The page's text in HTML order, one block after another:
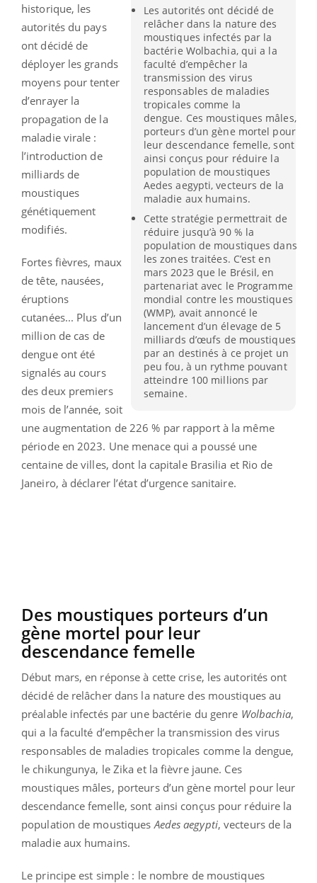
Les autorités ont décidé de
relâcher dans la nature des
moustiques infectés par la
bactérie Wolbachia, qui a la
faculté d’empêcher la
transmission des virus
responsables de maladies
tropicales comme la
dengue. Ces moustiques mâles,
porteurs d’un gène mortel pour
leur descendance femelle, sont
ainsi conçus pour réduire la
population de moustiques
Aedes aegypti, vecteurs de la
maladie aux humains.
Cette stratégie permettrait de
réduire jusqu’à 90 % la
population de moustiques dans
les zones traitées. C’est en
mars 2023 que le Brésil, en
partenariat avec le Programme
mondial contre les moustiques
(WMP), avait annoncé le
lancement d’un élevage de 5
milliards d’œufs de moustiques
par an destinés à ce projet un
peu fou, à un rythme pouvant
atteindre 100 millions par
semaine.
historique, les
autorités du pays
ont décidé de
déployer les grands
moyens pour tenter
d’enrayer la
propagation de la
maladie virale :
l’introduction de
milliards de
moustiques
génétiquement
modifiés.
Fortes fièvres, maux
de tête, nausées,
éruptions
cutanées... Plus d’un
million de cas de
dengue ont été
signalés au cours
des deux premiers
mois de l’année, soit
une augmentation de 226 % par rapport à la même
période en 2023. Une menace qui a poussé une
centaine de villes, dont la capitale Brasilia et Rio de
Janeiro, à déclarer l’état d’urgence sanitaire.
Des moustiques porteurs d’un
gène mortel pour leur
descendance femelle
Début mars, en réponse à cette crise, les autorités ont
décidé de relâcher dans la nature des moustiques au
préalable infectés par une bactérie du genre Wolbachia,
qui a la faculté d’empêcher la transmission des virus
responsables de maladies tropicales comme la dengue,
le chikungunya, le Zika et la fièvre jaune. Ces
moustiques mâles, porteurs d’un gène mortel pour leur
descendance femelle, sont ainsi conçus pour réduire la
population de moustiques Aedes aegypti, vecteurs de la
maladie aux humains.
Le principe est simple : le nombre de moustiques